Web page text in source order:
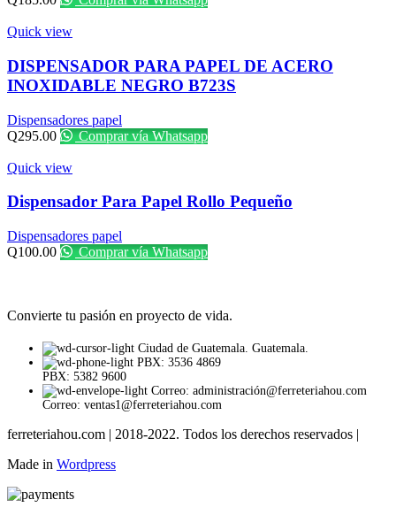
Quick view
DISPENSADOR PARA PAPEL DE ACERO
INOXIDABLE NEGRO B723S
Dispensadores papel
Q295.00 Comprar vía Whatsapp
Quick view
Dispensador Para Papel Rollo Pequeño
Dispensadores papel
Q100.00 Comprar vía Whatsapp
Convierte tu pasión en proyecto de vida.
Ciudad de Guatemala. Guatemala.
PBX: 3536 4869
PBX: 5382 9600
Correo: administración@ferreteriahou.com
Correo: ventas1@ferreteriahou.com
ferreteriahou.com | 2018-2022. Todos los derechos reservados |
Made in Wordpress